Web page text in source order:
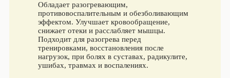
Обладает разогревающим,
противовоспалительным и обезболивающим
эффектом. Улучшает кровообращение,
снижает отеки и расслабляет мышцы.
Подходит для разогрева перед
тренировками, восстановления после
нагрузок, при болях в суставах, радикулите,
ушибах, травмах и воспалениях.